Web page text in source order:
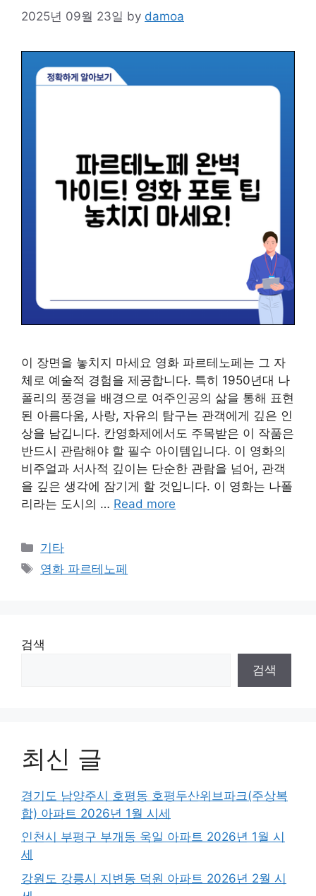
2025년 09월 23일 by damoa
이 장면을 놓치지 마세요 영화 파르테노페는 그 자
체로 예술적 경험을 제공합니다. 특히 1950년대 나
폴리의 풍경을 배경으로 여주인공의 삶을 통해 표현
된 아름다움, 사랑, 자유의 탐구는 관객에게 깊은 인
상을 남깁니다. 칸영화제에서도 주목받은 이 작품은
반드시 관람해야 할 필수 아이템입니다. 이 영화의
비주얼과 서사적 깊이는 단순한 관람을 넘어, 관객
을 깊은 생각에 잠기게 할 것입니다. 이 영화는 나폴
리라는 도시의 … Read more
Categories
기타
Tags
영화 파르테노페
검색
검색
최신 글
경기도 남양주시 호평동 호평두산위브파크(주상복
합) 아파트 2026년 1월 시세
인천시 부평구 부개동 욱일 아파트 2026년 1월 시
세
강원도 강릉시 지변동 덕원 아파트 2026년 2월 시